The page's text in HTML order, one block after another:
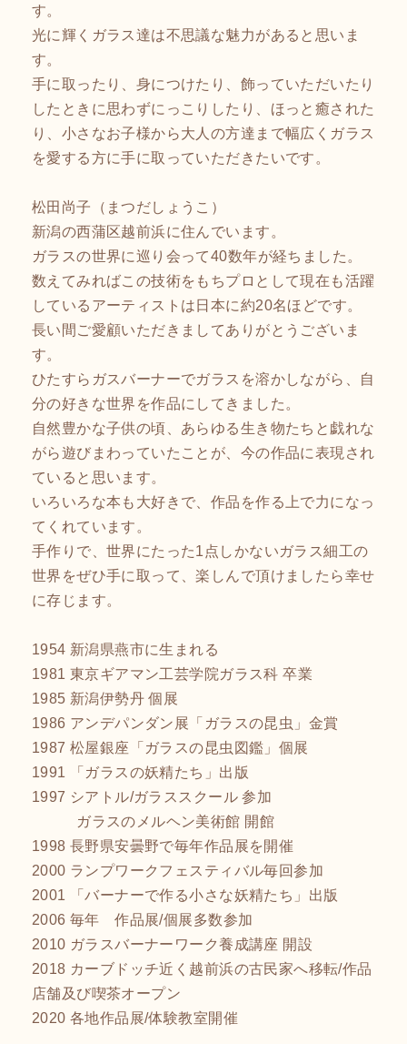
す。
光に輝くガラス達は不思議な魅力があると思いま
す。
手に取ったり、身につけたり、飾っていただいたり
したときに思わずにっこりしたり、ほっと癒された
り、小さなお子様から大人の方達まで幅広くガラス
を愛する方に手に取っていただきたいです。
松田尚子（まつだしょうこ）
新潟の西蒲区越前浜に住んでいます。
ガラスの世界に巡り会って40数年が経ちました。
数えてみればこの技術をもちプロとして現在も活躍
しているアーティストは日本に約20名ほどです。
長い間ご愛顧いただきましてありがとうございま
す。
ひたすらガスバーナーでガラスを溶かしながら、自
分の好きな世界を作品にしてきました。
自然豊かな子供の頃、あらゆる生き物たちと戯れな
がら遊びまわっていたことが、今の作品に表現され
ていると思います。
いろいろな本も大好きで、作品を作る上で力になっ
てくれています。
手作りで、世界にたった1点しかないガラス細工の
世界をぜひ手に取って、楽しんで頂けましたら幸せ
に存じます。
1954 新潟県燕市に生まれる
1981 東京ギアマン工芸学院ガラス科 卒業
1985 新潟伊勢丹 個展
1986 アンデパンダン展「ガラスの昆虫」金賞
1987 松屋銀座「ガラスの昆虫図鑑」個展
1991 「ガラスの妖精たち」出版
1997 シアトル/ガラススクール 参加
ガラスのメルヘン美術館 開館
1998 長野県安曇野で毎年作品展を開催
2000 ランプワークフェスティバル毎回参加
2001 「バーナーで作る小さな妖精たち」出版
2006 毎年 作品展/個展多数参加
2010 ガラスバーナーワーク養成講座 開設
2018 カーブドッチ近く越前浜の古民家へ移転/作品
店舗及び喫茶オープン
2020 各地作品展/体験教室開催